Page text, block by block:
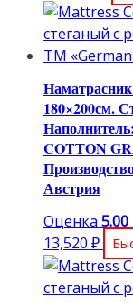
180×200см.
COTТON
Австрия
Оценка 5.00
13,520 ₽